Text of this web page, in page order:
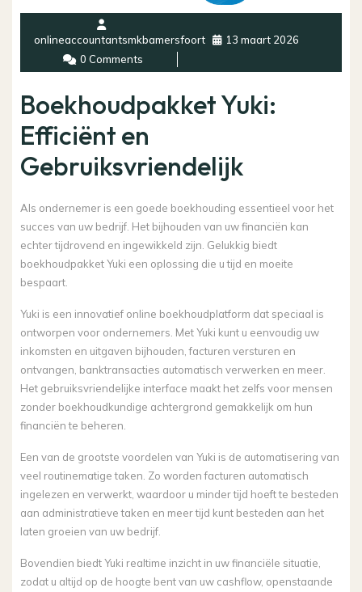
onlineaccountantsmkbamersfoort
13 maart 2026
0 Comments
Boekhoudpakket Yuki:
Efficiënt en
Gebruiksvriendelijk
Als ondernemer is een goede boekhouding essentieel voor het
succes van uw bedrijf. Het bijhouden van uw financiën kan
echter tijdrovend en ingewikkeld zijn. Gelukkig biedt
boekhoudpakket Yuki een oplossing die u tijd en moeite
bespaart.
Yuki is een innovatief online boekhoudplatform dat speciaal is
ontworpen voor ondernemers. Met Yuki kunt u eenvoudig uw
inkomsten en uitgaven bijhouden, facturen versturen en
ontvangen, banktransacties automatisch verwerken en meer.
Het gebruiksvriendelijke interface maakt het zelfs voor mensen
zonder boekhoudkundige achtergrond gemakkelijk om hun
financiën te beheren.
Een van de grootste voordelen van Yuki is de automatisering van
veel routinematige taken. Zo worden facturen automatisch
ingelezen en verwerkt, waardoor u minder tijd hoeft te besteden
aan administratieve taken en meer tijd kunt besteden aan het
laten groeien van uw bedrijf.
Bovendien biedt Yuki realtime inzicht in uw financiële situatie,
zodat u altijd op de hoogte bent van uw cashflow, openstaande